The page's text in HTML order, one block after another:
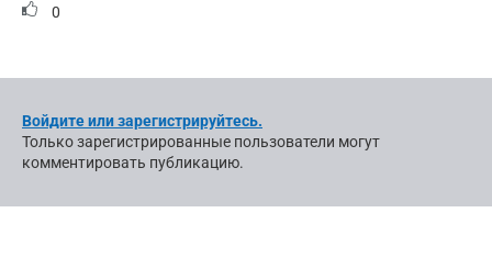
0
Войдите или зарегистрируйтесь.
Только зарегистрированные пользователи могут
комментировать публикацию.